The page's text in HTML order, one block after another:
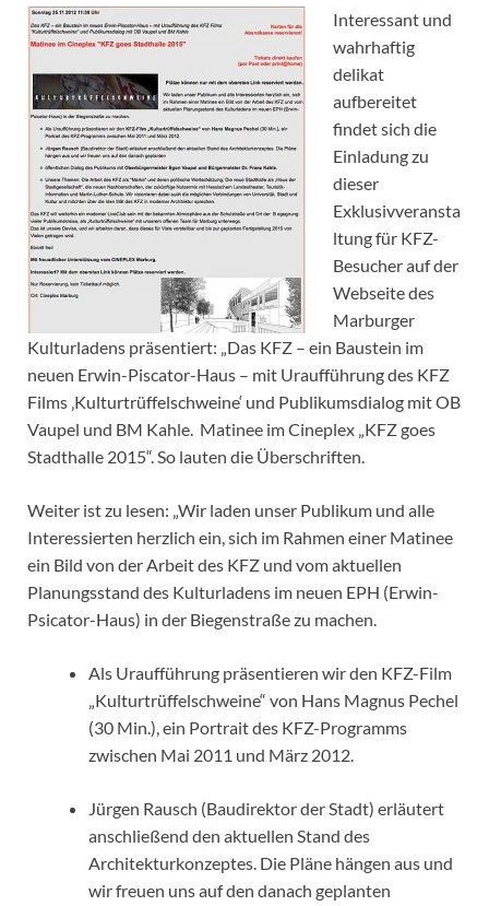
Interessant und
wahrhaftig
delikat
aufbereitet
findet sich die
Einladung zu
dieser
Exklusivveransta
ltung für KFZ-
Besucher auf der
Webseite des
Marburger
Kulturladens präsentiert: „Das KFZ – ein Baustein im
neuen Erwin-Piscator-Haus – mit Uraufführung des KFZ
Films ‚Kulturtrüffelschweine‘ und Publikumsdialog mit OB
Vaupel und BM Kahle. Matinee im Cineplex „KFZ goes
Stadthalle 2015“. So lauten die Überschriften.
Weiter ist zu lesen: „Wir laden unser Publikum und alle
Interessierten herzlich ein, sich im Rahmen einer Matinee
ein Bild von der Arbeit des KFZ und vom aktuellen
Planungsstand des Kulturladens im neuen EPH (Erwin-
Psicator-Haus) in der Biegenstraße zu machen.
Als Uraufführung präsentieren wir den KFZ-Film
„Kulturtrüffelschweine“ von Hans Magnus Pechel
(30 Min.), ein Portrait des KFZ-Programms
zwischen Mai 2011 und März 2012.
Jürgen Rausch (Baudirektor der Stadt) erläutert
anschließend den aktuellen Stand des
Architekturkonzeptes. Die Pläne hängen aus und
wir freuen uns auf den danach geplanten